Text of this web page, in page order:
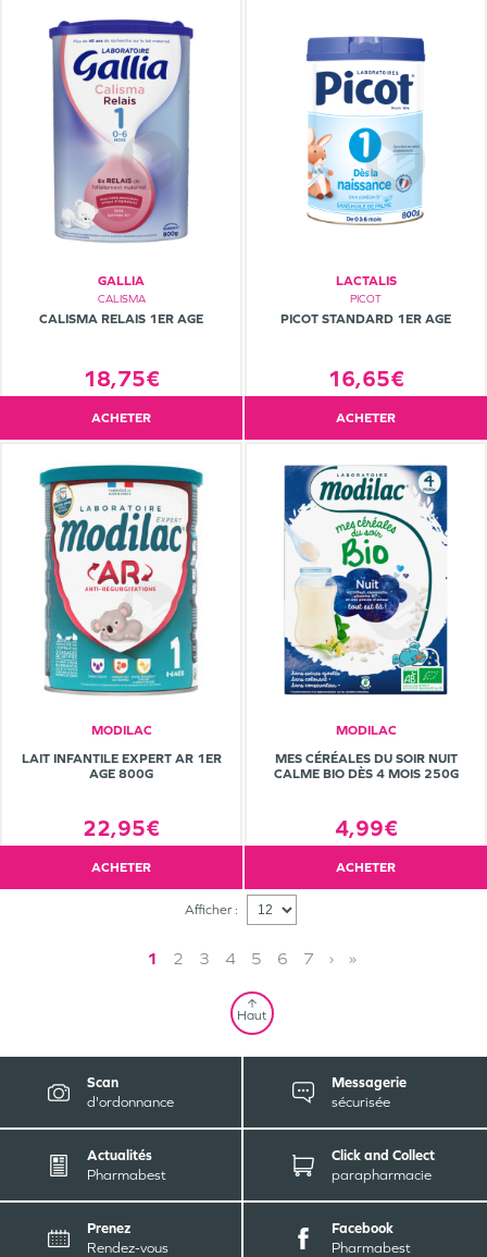
GALLIA
CALISMA
CALISMA RELAIS 1ER AGE
18,75€
ACHETER
LACTALIS
PICOT
PICOT STANDARD 1ER AGE
16,65€
ACHETER
MODILAC
LAIT INFANTILE EXPERT AR 1ER
AGE 800G
22,95€
ACHETER
MODILAC
MES CÉRÉALES DU SOIR NUIT
CALME BIO DÈS 4 MOIS 250G
4,99€
ACHETER
Afficher :
1 2 3 4 5 6 7 › »
Haut
Scan
d'ordonnance
Messagerie
sécurisée
Actualités
Pharmabest
Click and Collect
parapharmacie
Prenez
Rendez-vous
Facebook
Pharmabest